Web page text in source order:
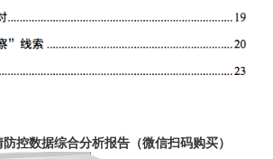
控数据综合分析报告（微信扫码购买）